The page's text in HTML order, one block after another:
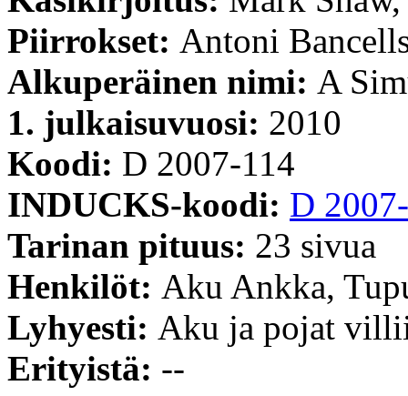
Piirrokset: Antoni
Alkuperäinen nimi: A
1. julkaisuvuosi: 2010
Koodi: D 2007-114
INDUCKS-koodi: D
Tarinan pituus: 23 sivua
Henkilöt: Aku Ankka,
Lyhyesti: Aku ja pojat
Erityistä: --